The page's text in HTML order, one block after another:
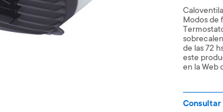
Modos de
de las 72
este
en la Web
Consultar